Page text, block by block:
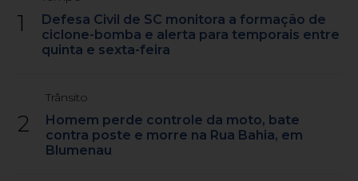
1
Defesa Civil de SC monitora a formação de
ciclone-bomba e alerta para temporais entre
quinta e sexta-feira
2
Trânsito
Homem perde controle da moto, bate
contra poste e morre na Rua Bahia, em
Blumenau